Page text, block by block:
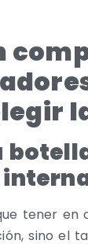
tener en
sino el